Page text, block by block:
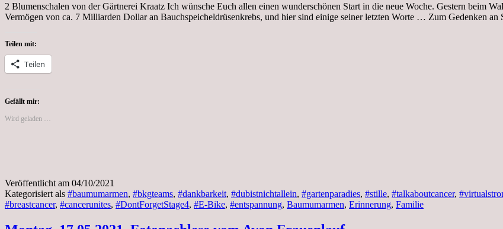
2 Blumenschalen von der Gärtnerei Kraatz Ich wünsche Euch allen einen wunderschönen Start in die neue Woche. Gestern beim
Vermögen von ca. 7 Milliarden Dollar an Bauchspeicheldrüsenkrebs, und hier sind einige seiner letzten Worte … Zum Gedenken an
Teilen mit:
Teilen
Gefällt mir:
Wird geladen …
Veröffentlicht am 04/10/2021
Kategorisiert als #baumumarmen, #bkgteams, #dankbarkeit, #dubistnichtallein, #gartenparadies, #stille, #talkaboutcancer,
#breastcancer, #cancerunites, #DontForgetStage4, #E-Bike, #entspannung, Baumumarmen, Erinnerung, Familie